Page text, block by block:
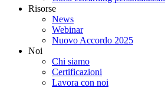
Risorse
News
Webinar
Nuovo Accordo 2025
Noi
Chi siamo
Certificazioni
Lavora con noi